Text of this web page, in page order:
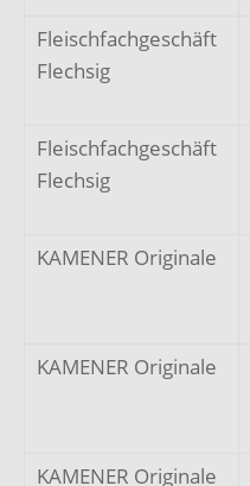
Fleischfachgeschäft
Flechsig
Fleischfachgeschäft
Flechsig
KAMENER Originale
KAMENER Originale
KAMENER Originale